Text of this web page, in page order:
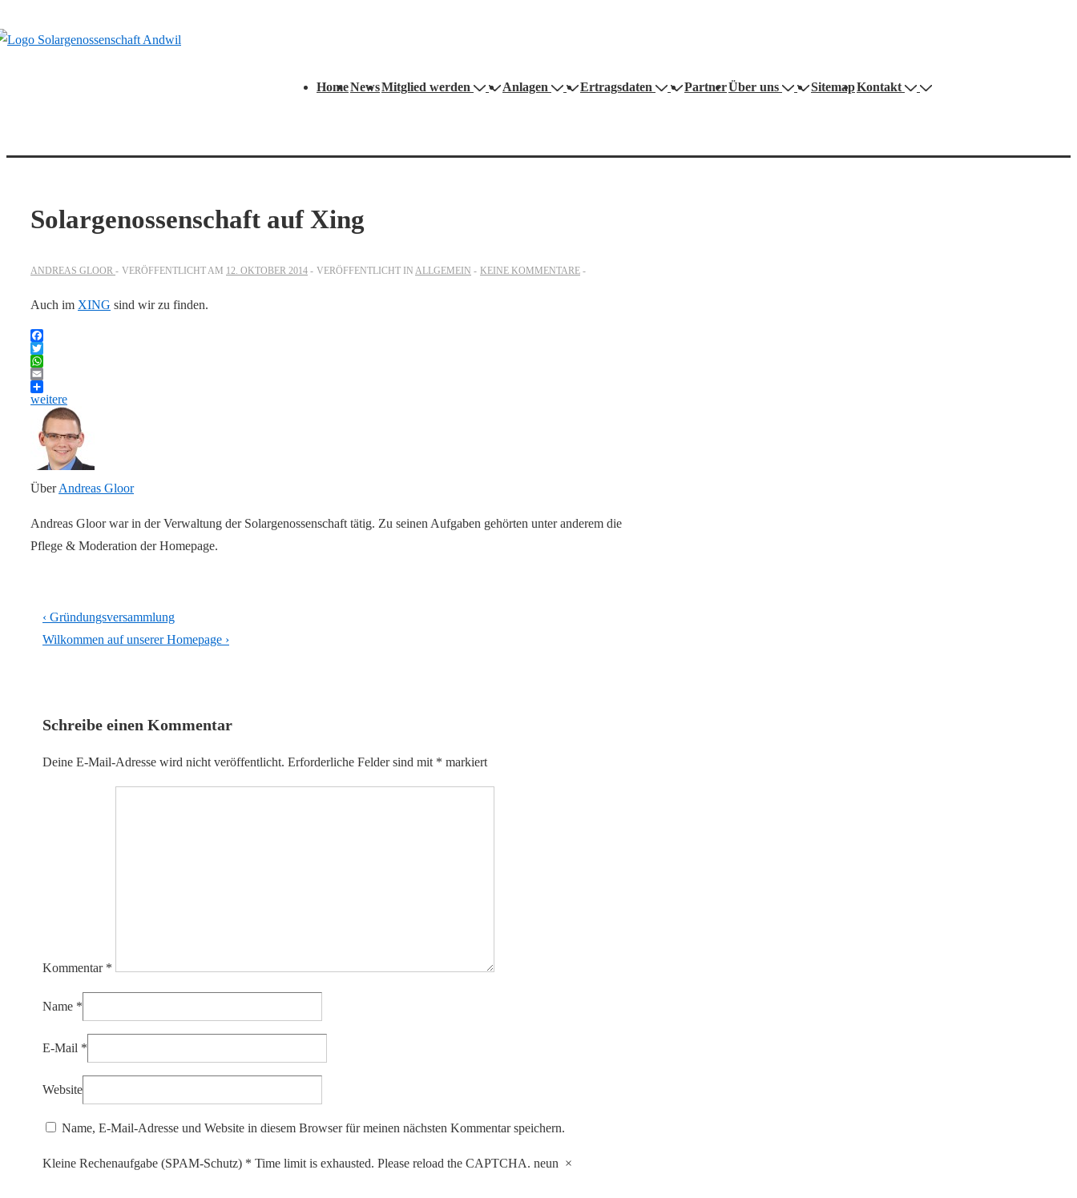
Zum
HomeNewsMitglied werden Anlagen Ertragsdaten PartnerÜber uns SitemapKontakt
Solargenossenschaft auf Xing
ANDREAS GLOOR VERÖFFENTLICHT AM 12. OKTOBER 2014 VERÖFFENTLICHT IN ALLGEMEIN KEINE KOMMENTARE
Auch im XING sind wir zu finden.
Facebook
Twitter
WhatsApp
Email
weitere
ÜberAndreas Gloor
Andreas Gloor war in der Verwaltung der Solargenossenschaft tätig. Zu seinen Aufgaben gehörten unter anderem die
Pflege & Moderation der Homepage.
Beitragsnavigation
Vorheriger
Beitrag
‹ Gründungsversammlung
Nächster
Wilkommen auf unserer Homepage ›
Schreibe einen Kommentar
Deine E-Mail-Adresse wird nicht veröffentlicht. Erforderliche Felder sind mit * markiert
Kommentar *
Name *
E-Mail *
Website
Name, E-Mail-Adresse und Website in diesem Browser für meinen nächsten Kommentar speichern.
Kleine Rechenaufgabe (SPAM-Schutz) * Time limit is exhausted. Please reload the CAPTCHA. neun ×